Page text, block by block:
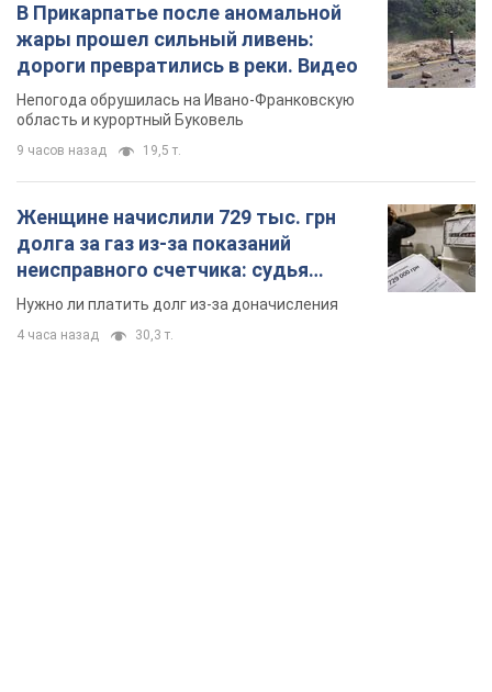
В Прикарпатье после аномальной
жары прошел сильный ливень:
дороги превратились в реки. Видео
Непогода обрушилась на Ивано-Франковскую
область и курортный Буковель
9 часов назад 19,5 т.
Женщине начислили 729 тыс. грн
долга за газ из-за показаний
неисправного счетчика: судья
вынес неожиданное решение
Нужно ли платить долг из-за доначисления
4 часа назад 30,3 т.